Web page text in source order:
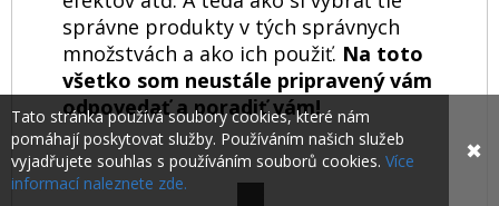
správne produkty v tých správnych
množstvách a ako ich použiť. Na toto
všetko som neustále pripravený vám
odpovedať a poradiť vám!
Tato stránka používá soubory cookies, které nám
pomáhají poskytovat služby. Používáním našich služeb
vyjadřujete souhlas s používáním souborů cookies. Více
informací naleznete zde.
✖